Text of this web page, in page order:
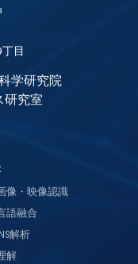
目
学研究院
研究室
像・映像認識
語融合
解析
解